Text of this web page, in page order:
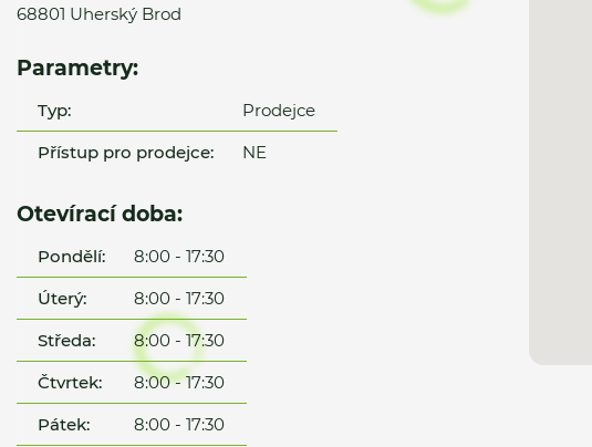
68801 Uherský Brod
Parametry:
Typ:
Prodejce
Přístup pro prodejce:
NE
Otevírací doba:
Pondělí:
8:00 - 17:30
Úterý:
8:00 - 17:30
Středa:
8:00 - 17:30
Čtvrtek:
8:00 - 17:30
Pátek:
8:00 - 17:30